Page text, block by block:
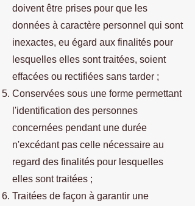
doivent être prises pour que les
données à caractère personnel qui sont
inexactes, eu égard aux finalités pour
lesquelles elles sont traitées, soient
effacées ou rectifiées sans tarder ;
Conservées sous une forme permettant
l'identification des personnes
concernées pendant une durée
n'excédant pas celle nécessaire au
regard des finalités pour lesquelles
elles sont traitées ;
Traitées de façon à garantir une